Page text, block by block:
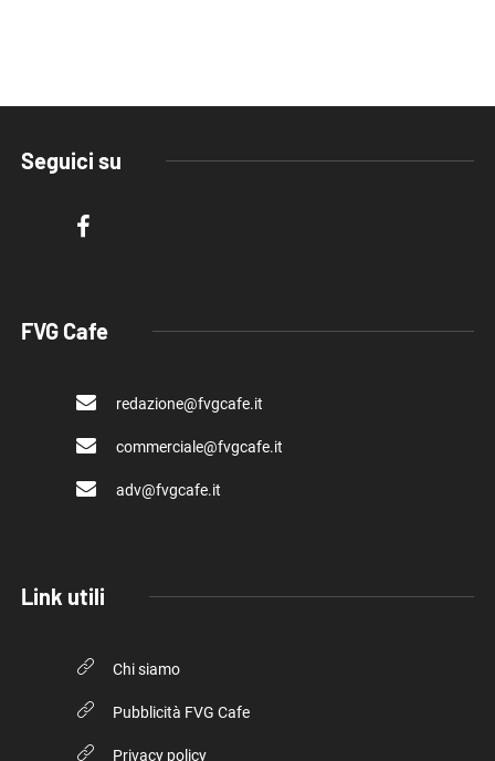
Seguici su
FVG Cafe
redazione@fvgcafe.it
commerciale@fvgcafe.it
adv@fvgcafe.it
Link utili
Chi siamo
Pubblicità FVG Cafe
Privacy policy